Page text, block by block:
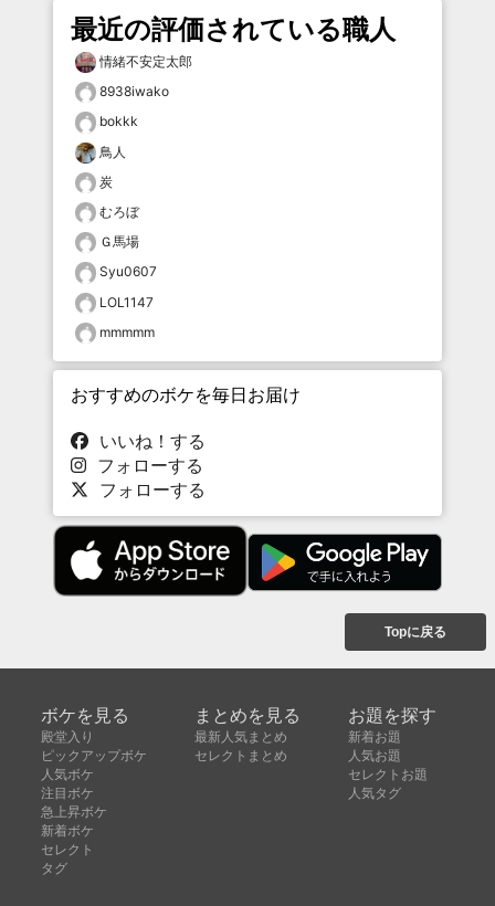
最近の評価されている職人
情緒不安定太郎
8938iwako
bokkk
鳥人
炭
むろぼ
Ｇ馬場
Syu0607
LOL1147
mmmmm
おすすめのボケを毎日お届け
いいね！する
フォローする
フォローする
Topに戻る
ボケを見る
殿堂入り
ピックアップボケ
人気ボケ
注目ボケ
急上昇ボケ
新着ボケ
セレクト
タグ
まとめを見る
最新人気まとめ
セレクトまとめ
お題を探す
新着お題
人気お題
セレクトお題
人気タグ